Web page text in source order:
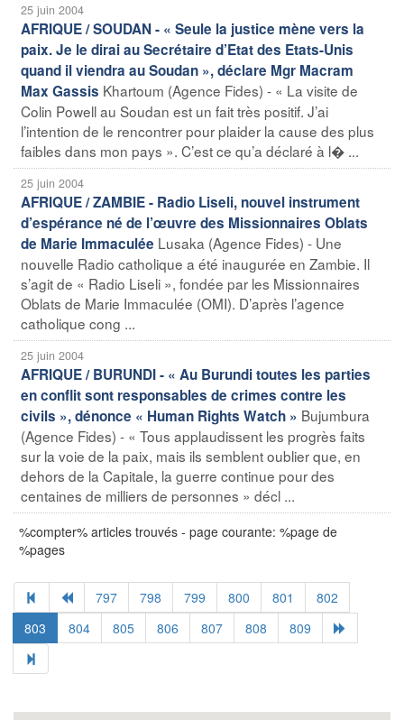
25 juin 2004
AFRIQUE / SOUDAN - « Seule la justice mène vers la
paix. Je le dirai au Secrétaire d’Etat des Etats-Unis
quand il viendra au Soudan », déclare Mgr Macram
Max Gassis Khartoum (Agence Fides) - « La visite de
Colin Powell au Soudan est un fait très positif. J’ai
l’intention de le rencontrer pour plaider la cause des plus
faibles dans mon pays ». C’est ce qu’a déclaré à l� ...
25 juin 2004
AFRIQUE / ZAMBIE - Radio Liseli, nouvel instrument
d’espérance né de l’œuvre des Missionnaires Oblats
de Marie Immaculée Lusaka (Agence Fides) - Une
nouvelle Radio catholique a été inaugurée en Zambie. Il
s’agit de « Radio Liseli », fondée par les Missionnaires
Oblats de Marie Immaculée (OMI). D’après l’agence
catholique cong ...
25 juin 2004
AFRIQUE / BURUNDI - « Au Burundi toutes les parties
en conflit sont responsables de crimes contre les
civils », dénonce « Human Rights Watch » Bujumbura
(Agence Fides) - « Tous applaudissent les progrès faits
sur la voie de la paix, mais ils semblent oublier que, en
dehors de la Capitale, la guerre continue pour des
centaines de milliers de personnes » décl ...
%compter% articles trouvés - page courante: %page de
%pages
797 798 799 800 801
802
803
804 805 806 807 808 809